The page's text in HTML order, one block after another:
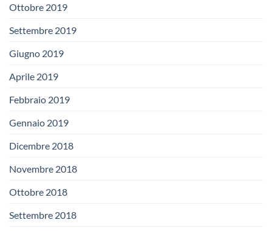
Ottobre 2019
Settembre 2019
Giugno 2019
Aprile 2019
Febbraio 2019
Gennaio 2019
Dicembre 2018
Novembre 2018
Ottobre 2018
Settembre 2018